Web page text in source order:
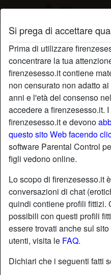
Si prega di accettare
Prima di utilizzare
concentrare la tua
firenzesesso.it contiene
non censurato non adatto
anni e l'età del consenso
accedere a firenzesesso.it.
firenzesesso.it e devono
questo sito Web facendo
software Parental Control
figli vedono online.
Lo scopo di firenzesesso.it
conversazioni di chat
quindi contiene profili fittizi.
possibili con questi profili
essere trovati anche sul
utenti, visita le FAQ.
Dichiari che i seguenti fatti
Profilo di Giadaf
radio_button_checked
star Aggiungi